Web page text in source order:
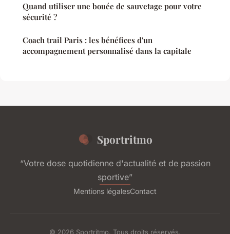
Quand utiliser une bouée de sauvetage pour votre
sécurité ?
Coach trail Paris : les bénéfices d'un
accompagnement personnalisé dans la capitale
Sportritmo
“Votre dose quotidienne d'actualité et de passion
sportive”
Mentions légalesContact
© 2026 Sportritmo. Tous droits réservés.